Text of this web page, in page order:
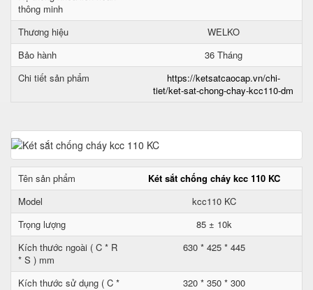
thông minh
Thương hiệu
WELKO
Bảo hành
36 Tháng
Chi tiết sản phẩm
https://ketsatcaocap.vn/chi-
tiet/ket-sat-chong-chay-kcc110-dm
Tên sản phẩm
Két sắt chống cháy kcc 110 KC
Model
kcc110 KC
Trọng lượng
85 ± 10k
Kích thước ngoài ( C * R
* S ) mm
630 * 425 * 445
Kích thước sử dụng ( C *
320 * 350 * 300